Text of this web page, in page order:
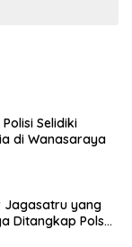
Selidiki
di Wanasaraya
Jagasatru yang
Ditangkap Polsek